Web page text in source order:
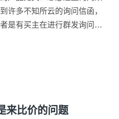
许多不知所云的询问信函，
是有买主在进行群发询问的
的资料就可以发送询问您，
云的买主询问。
来比价的问题